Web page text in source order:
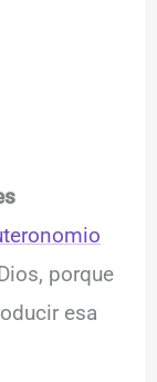
porque
esa